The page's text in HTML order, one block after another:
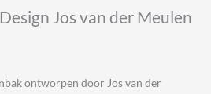
Jos van der Meulen
ontworpen door Jos van der